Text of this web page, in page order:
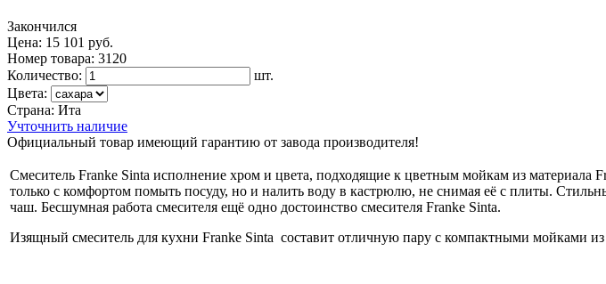
Закончился
Цена: 15 101 руб.
Номер товара: 3120
Количество:
шт.
Цвета:
Страна: Ита
Учточнить наличие
Официальный товар имеющий гарантию от завода производителя!
Смеситель Franke Sinta исполнение хром и цвета, подходящие к цветным мойкам из
только с комфортом помыть посуду, но и налить воду в кастрюлю, не снимая её с плиты.
чаш. Бесшумная работа смесителя ещё одно достоинство смесителя Franke Sinta.
Изящный смеситель для кухни Franke Sinta составит отличную пару с компактными мойками